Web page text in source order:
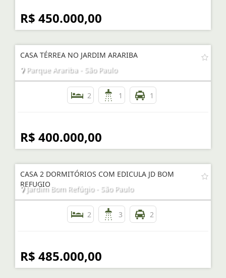
R$ 450.000,00
CASA TÉRREA NO JARDIM ARARIBA
Parque Arariba - São Paulo
2 1 1
R$ 400.000,00
CASA 2 DORMITÓRIOS COM EDICULA JD BOM
REFUGIO
Jardim Bom Refúgio - São Paulo
2 3 2
R$ 485.000,00